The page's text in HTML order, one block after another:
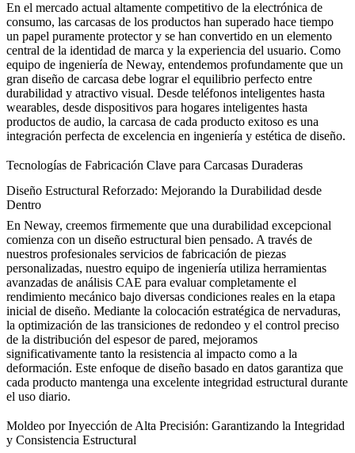
En el mercado actual altamente competitivo de la electrónica de
consumo, las carcasas de los productos han superado hace tiempo
un papel puramente protector y se han convertido en un elemento
central de la identidad de marca y la experiencia del usuario. Como
equipo de ingeniería de Neway, entendemos profundamente que un
gran diseño de carcasa debe lograr el equilibrio perfecto entre
durabilidad y atractivo visual. Desde teléfonos inteligentes hasta
wearables, desde dispositivos para hogares inteligentes hasta
productos de audio, la carcasa de cada producto exitoso es una
integración perfecta de excelencia en ingeniería y estética de diseño.
Tecnologías de Fabricación Clave para Carcasas Duraderas
Diseño Estructural Reforzado: Mejorando la Durabilidad desde
Dentro
En Neway, creemos firmemente que una durabilidad excepcional
comienza con un diseño estructural bien pensado. A través de
nuestros profesionales servicios de fabricación de piezas
personalizadas, nuestro equipo de ingeniería utiliza herramientas
avanzadas de análisis CAE para evaluar completamente el
rendimiento mecánico bajo diversas condiciones reales en la etapa
inicial de diseño. Mediante la colocación estratégica de nervaduras,
la optimización de las transiciones de redondeo y el control preciso
de la distribución del espesor de pared, mejoramos
significativamente tanto la resistencia al impacto como a la
deformación. Este enfoque de diseño basado en datos garantiza que
cada producto mantenga una excelente integridad estructural durante
el uso diario.
Moldeo por Inyección de Alta Precisión: Garantizando la Integridad
y Consistencia Estructural